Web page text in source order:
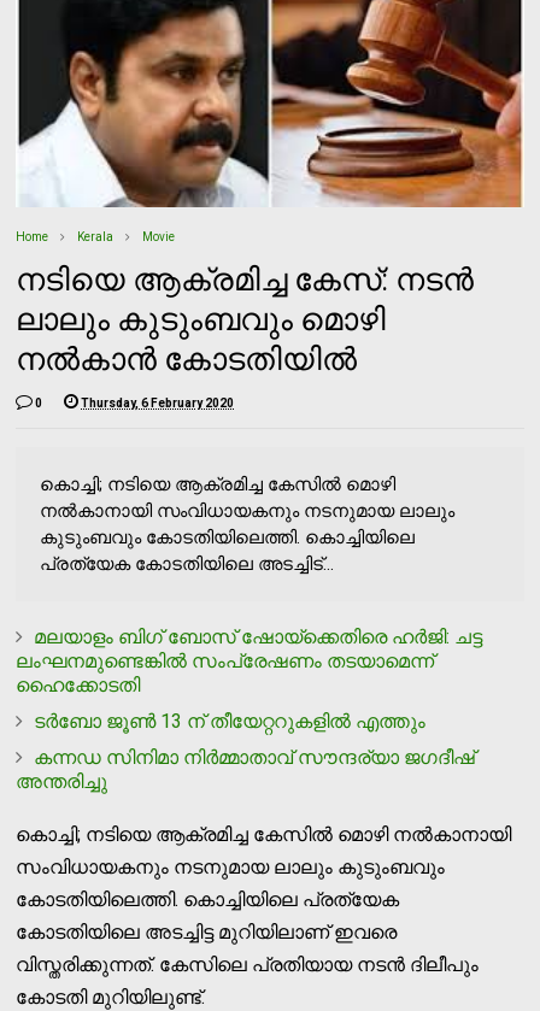
Home Kerala Movie
നടിയെ ആക്രമിച്ച കേസ്: നടൻ
ലാലും കുടുംബവും മൊഴി
നല്‍കാന്‍ കോടതിയില്‍
0 Thursday, 6 February 2020
കൊച്ചി; നടിയെ ആക്രമിച്ച കേസില്‍ മൊഴി
നല്‍കാനായി സംവിധായകനും നടനുമായ ലാലും
കുടുംബവും കോടതിയിലെത്തി. കൊച്ചിയിലെ
പ്രത്യേക കോടതിയിലെ അടച്ചിട്...
മലയാളം ബിഗ് ബോസ് ഷോയ്ക്കെതിരെ ഹര്‍ജി: ചട്ട
ലംഘനമുണ്ടെങ്കില്‍ സംപ്രേഷണം തടയാമെന്ന്
ഹൈക്കോടതി
ടര്‍ബോ ജൂണ്‍ 13 ന് തീയേറ്ററുകളില്‍ എത്തും
കന്നഡ സിനിമാ നിര്‍മ്മാതാവ് സൗന്ദര്യാ ജഗദീഷ്
അന്തരിച്ചു
കൊച്ചി; നടിയെ ആക്രമിച്ച കേസില്‍ മൊഴി നല്‍കാനായി
സംവിധായകനും നടനുമായ ലാലും കുടുംബവും
കോടതിയിലെത്തി. കൊച്ചിയിലെ പ്രത്യേക
കോടതിയിലെ അടച്ചിട്ട മുറിയിലാണ് ഇവരെ
വിസ്തരിക്കുന്നത്. കേസിലെ പ്രതിയായ നടന്‍ ദിലീപും
കോടതി മുറിയിലുണ്ട്.